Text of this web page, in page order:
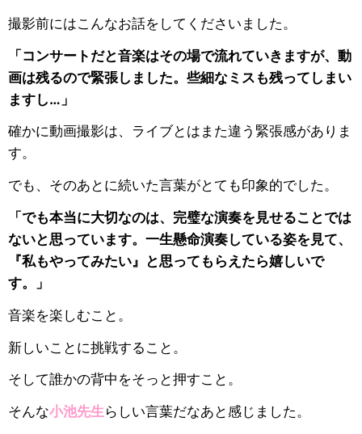
撮影前にはこんなお話をしてくださいました。
「コンサートだと音楽はその場で流れていきますが、動
画は残るので緊張しました。些細なミスも残ってしまい
ますし…」
確かに動画撮影は、ライブとはまた違う緊張感がありま
す。
でも、そのあとに続いた言葉がとても印象的でした。
「でも本当に大切なのは、完璧な演奏を見せることでは
ないと思っています。一生懸命演奏している姿を見て、
『私もやってみたい』と思ってもらえたら嬉しいで
す。」
音楽を楽しむこと。
新しいことに挑戦すること。
そして誰かの背中をそっと押すこと。
そんな小池先生らしい言葉だなあと感じました。